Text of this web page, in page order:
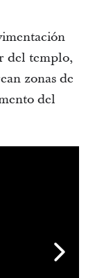
del templo,
zonas de
del